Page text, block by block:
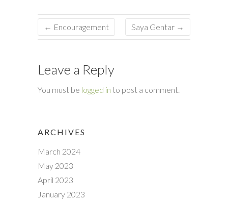
← Encouragement Saya Gentar →
Leave a Reply
You must be logged in to post a comment.
ARCHIVES
March 2024
May 2023
April 2023
January 2023